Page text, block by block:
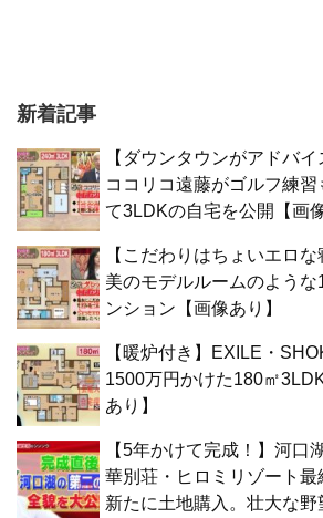
新着記事
【ダウンタウンがアドバイ
ココリコ遠藤がゴルフ練
て3LDKの自宅を公開【画
【こだわりはちょいエロ
美のモデルルームのよう
ンション【画像あり】
【暖炉付き】EXILE・
1500万円かけた180㎡
あり】
【5年かけて完成！】河口
華別荘・ヒロミリゾート最
新たに土地購入。壮大な